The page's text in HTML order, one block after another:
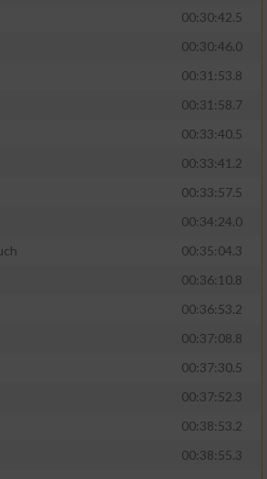
00:30:42.5
00:30:46.0
00:31:53.8
00:31:58.7
00:33:40.5
00:33:41.2
00:33:57.5
00:34:24.0
00:35:04.3
00:36:10.8
00:36:53.2
00:37:08.8
00:37:30.5
00:37:52.3
00:38:53.2
00:38:55.3